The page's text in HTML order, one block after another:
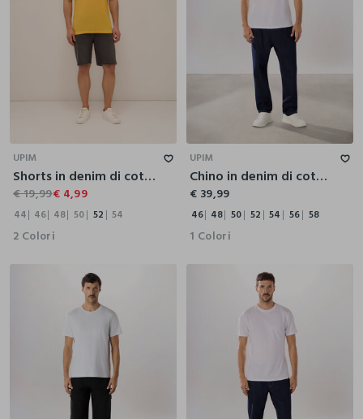
UPIM
Shorts in denim di cotone stretch uomo
€ 19,99€ 4,99
44 46 48 50 52 54
2 Colori
52 54 56 58
UPIM
Chino in denim di cotone uomo
€ 39,99
46 48 50 52 54 56 58
1 Colori